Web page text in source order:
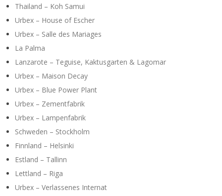
Thailand – Koh Samui
Urbex – House of Escher
Urbex – Salle des Mariages
La Palma
Lanzarote – Teguise, Kaktusgarten & Lagomar
Urbex – Maison Decay
Urbex – Blue Power Plant
Urbex – Zementfabrik
Urbex – Lampenfabrik
Schweden – Stockholm
Finnland – Helsinki
Estland – Tallinn
Lettland – Riga
Urbex – Verlassenes Internat